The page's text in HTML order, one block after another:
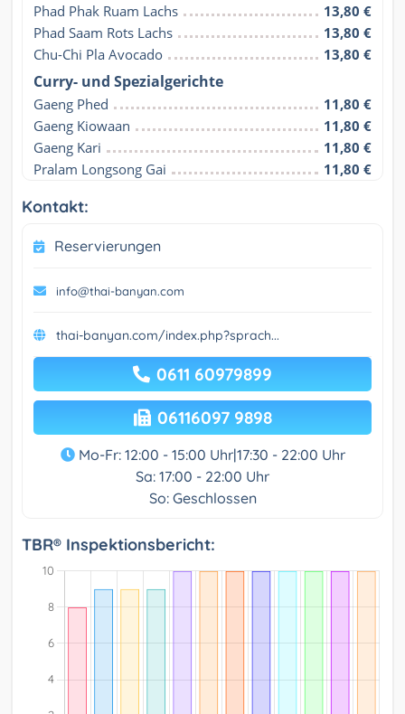
Phad Phak Ruam Lachs
13,80 €
Phad Saam Rots Lachs
13,80 €
Chu-Chi Pla Avocado
13,80 €
Curry- und Spezialgerichte
Gaeng Phed
11,80 €
Gaeng Kiowaan
11,80 €
Gaeng Kari
11,80 €
Pralam Longsong Gai
11,80 €
Kontakt:
Reservierungen
info@thai-banyan.com
thai-banyan.com/index.php?sprach...
0611 60979899
06116097 9898
Mo-Fr: 12:00 - 15:00 Uhr|17:30 - 22:00 Uhr
Sa: 17:00 - 22:00 Uhr
So: Geschlossen
TBR® Inspektionsbericht: